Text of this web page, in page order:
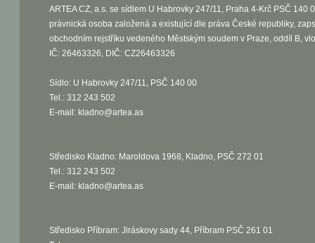
ARTEA CZ, a.s. se sídlem U Habrovky 247/11, Praha 4-Krč PSČ 140
právnická osoba založená a existující dle práva České republiky,
obchodním rejstříku vedeného Městským soudem v Praze, oddíl B,
IČ: 26463326, DIČ: CZ26463326
Sídlo: U Habrovky 247/11, PSČ 140 00
Tel.: 312 243 502
E-mail: kladno@artea.as
Středisko Kladno: Maroldova 1968, Kladno, PSČ 272 01
Tel.: 312 243 502
E-mail: kladno@artea.as
Středisko Příbram: Jiráskovy sady 44, Příbram PSČ 261 01